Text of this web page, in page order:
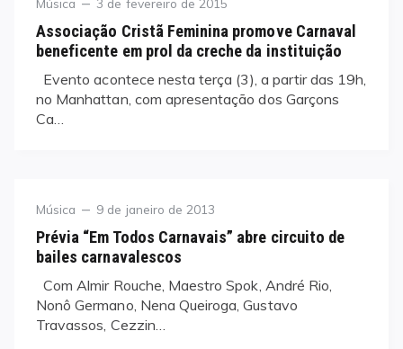
Associação Cristã Feminina promove Carnaval
beneficente em prol da creche da instituição
Evento acontece nesta terça (3), a partir das 19h,
no Manhattan, com apresentação dos Garçons
Ca…
Category
Música
Posted
9 de janeiro de 2013
Prévia “Em Todos Carnavais” abre circuito de
bailes carnavalescos
Com Almir Rouche, Maestro Spok, André Rio,
Nonô Germano, Nena Queiroga, Gustavo
Travassos, Cezzin…